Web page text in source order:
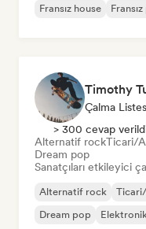
Fransız house
Timothy
Çalma
> 300 cevap
Alternatif rockTicari/
Dream pop
Sanatçıları etkileyici
Alternatif rock Ticari/
Dream pop